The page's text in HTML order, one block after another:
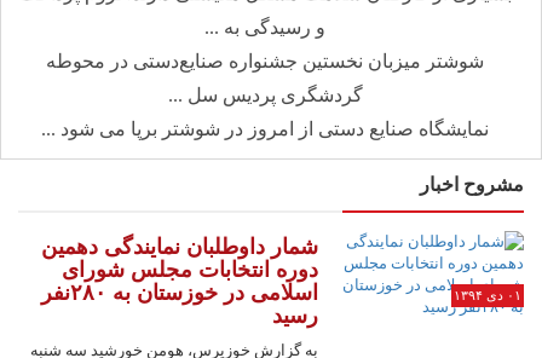
و رسیدگی به ...
شوشتر میزبان نخستین جشنواره صنایع‌دستی در محوطه
گردشگری پردیس سل ...
نمایشگاه صنایع دستی از امروز در شوشتر برپا می شود ...
مشروح اخبار
۰۱ دی ۱۳۹۴
شمار داوطلبان نمایندگی دهمین
دوره انتخابات مجلس شورای
اسلامی در خوزستان به ۲۸۰نفر
رسید
به گزارش خوزپرس، هومن خورشید سه شنبه